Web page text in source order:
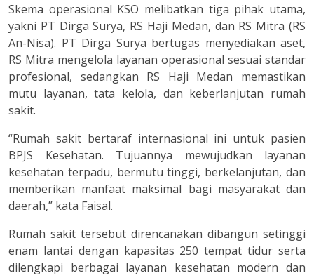
Skema operasional KSO melibatkan tiga pihak utama,
yakni PT Dirga Surya, RS Haji Medan, dan RS Mitra (RS
An-Nisa). PT Dirga Surya bertugas menyediakan aset,
RS Mitra mengelola layanan operasional sesuai standar
profesional, sedangkan RS Haji Medan memastikan
mutu layanan, tata kelola, dan keberlanjutan rumah
sakit.
“Rumah sakit bertaraf internasional ini untuk pasien
BPJS Kesehatan. Tujuannya mewujudkan layanan
kesehatan terpadu, bermutu tinggi, berkelanjutan, dan
memberikan manfaat maksimal bagi masyarakat dan
daerah,” kata Faisal.
Rumah sakit tersebut direncanakan dibangun setinggi
enam lantai dengan kapasitas 250 tempat tidur serta
dilengkapi berbagai layanan kesehatan modern dan